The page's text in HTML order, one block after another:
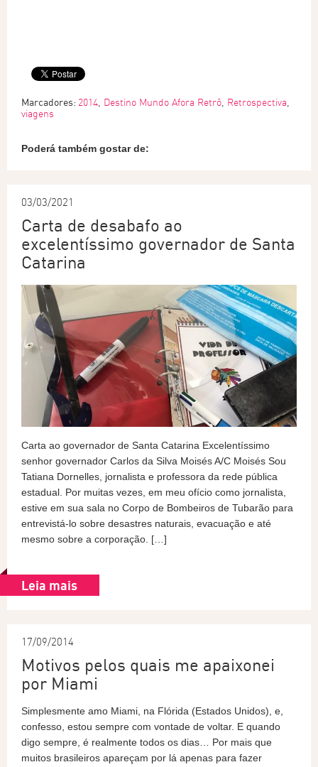
Marcadores: 2014, Destino Mundo Afora Retrô, Retrospectiva,
viagens
Poderá também gostar de:
03/03/2021
Carta de desabafo ao
excelentíssimo governador de Santa
Catarina
Carta ao governador de Santa Catarina Excelentíssimo
senhor governador Carlos da Silva Moisés A/C Moisés Sou
Tatiana Dornelles, jornalista e professora da rede pública
estadual. Por muitas vezes, em meu ofício como jornalista,
estive em sua sala no Corpo de Bombeiros de Tubarão para
entrevistá-lo sobre desastres naturais, evacuação e até
mesmo sobre a corporação. […]
Leia mais
17/09/2014
Motivos pelos quais me apaixonei
por Miami
Simplesmente amo Miami, na Flórida (Estados Unidos), e,
confesso, estou sempre com vontade de voltar. E quando
digo sempre, é realmente todos os dias… Por mais que
muitos brasileiros apareçam por lá apenas para fazer